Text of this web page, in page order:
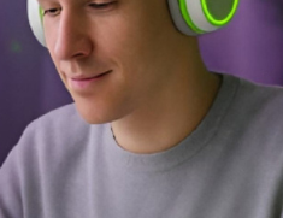
Trabalhe Conosco
Eleições Conselho Fiscal -
FAT 2024
Ouvidoria
PDI - Plano de